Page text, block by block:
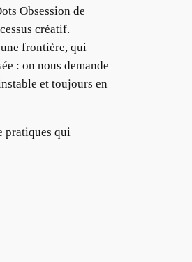
Obsession de
créatif.
frontière, qui
: on nous demande
et toujours en
pratiques qui